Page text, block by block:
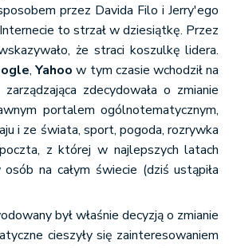
przez Davida Filo i Jerry'ego
to strzał w dziesiątkę. Przez
że straci koszulkę lidera.
,Yahoo w tym czasie wchodził na
zdecydowała o zmianie
portalem ogólnotematycznym,
i ze świata, sport, pogoda, rozrywka
z której w najlepszych latach
na całym świecie (dziś ustąpiła
był właśnie decyzją o zmianie
cieszyły się zainteresowaniem